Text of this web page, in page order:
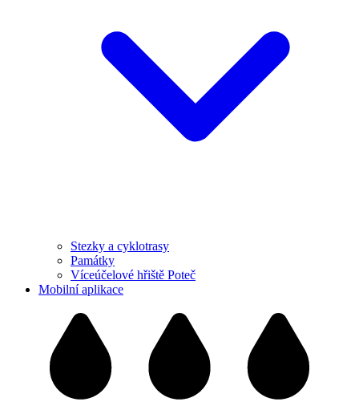
Stezky a cyklotrasy
Památky
Víceúčelové hřiště Poteč
Mobilní aplikace